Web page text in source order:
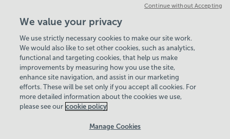
Sunday
8:30am - 5pm
Bank Holiday Opening Hours
Gym Quieter Hours
Every Sunday from 1pm-3pm
Our same great facilities, but in a quieter
setting for those who need a little less noise.
We value your privacy
We use strictly necessary cookies to make our site work.
We would also like to set other cookies, such as analytics,
functional and targeting cookies, that help us make
improvements by measuring how you use the site,
enhance site navigation, and assist in our marketing
efforts. These will be set only if you accept all cookies. For
more detailed information about the cookies we use,
please see our cookie policy
Manage Cookies
Continue without Accepting